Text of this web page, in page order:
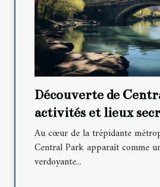
Découverte de
activités et lieux
Au cœur de la trépidante
Central Park apparaît comme
verdoyante...